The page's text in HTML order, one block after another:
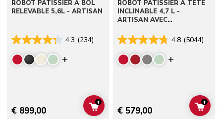
ROBOT PÂTISSIER À BOL
RELEVABLE 5,6L - ARTISAN
4.3 (234)
Display more colors
€ 899,00 ADD TO CART
+
ROBOT PÂTISSIER À TÊTE
INCLINABLE 4,7 L -
ARTISAN AVEC
4.8 (5044)
Display
€ 579,00 ADD
+